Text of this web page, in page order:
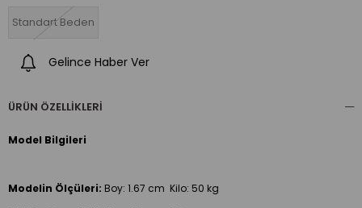
Standart Beden
Gelince Haber Ver
ÜRÜN ÖZELLIKLERI
Model Bilgileri
Modelin Ölçüleri: Boy: 1.67 cm Kilo: 50 kg